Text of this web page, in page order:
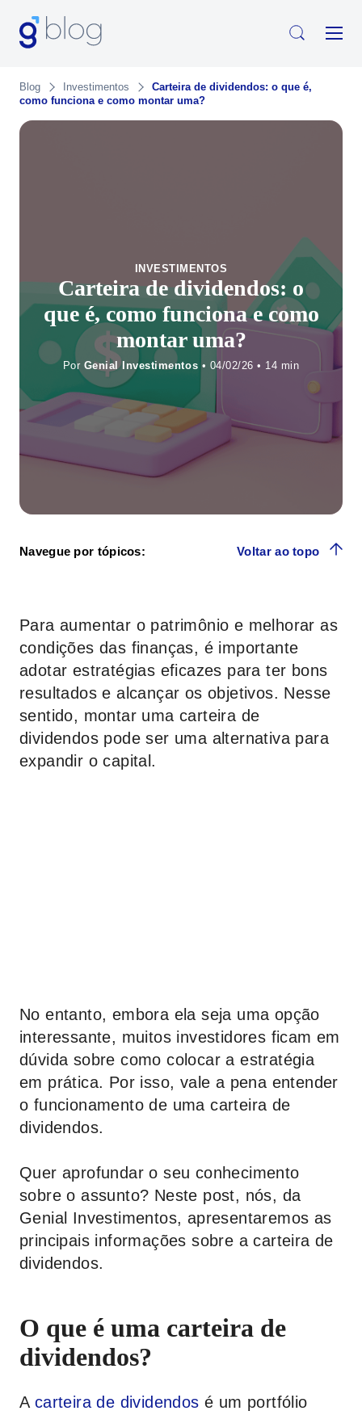
Blog Investimentos
Carteira de dividendos: o que é,
como funciona e como montar uma?
INVESTIMENTOS
Carteira de dividendos: o
que é, como funciona e como
montar uma?
Por Genial Investimentos • 04/02/26 •
Navegue por tópicos: Voltar ao topo
Para aumentar o patrimônio e melhorar as
condições das finanças, é importante
adotar estratégias eficazes para ter bons
resultados e alcançar os objetivos. Nesse
sentido, montar uma carteira de
dividendos pode ser uma alternativa para
expandir o capital.
No entanto, embora ela seja uma opção
interessante, muitos investidores ficam em
dúvida sobre como colocar a estratégia
em prática. Por isso, vale a pena entender
o funcionamento de uma carteira de
dividendos.
Quer aprofundar o seu conhecimento
sobre o assunto? Neste post, nós, da
Genial Investimentos, apresentaremos as
principais informações sobre a carteira de
dividendos.
O que é uma carteira de
dividendos?
A carteira de dividendos é um portfólio